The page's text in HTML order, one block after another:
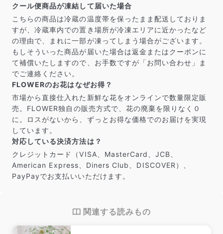
クール便商品が凍結して届いた場合
こちらの商品は冷蔵の温度帯を保ったまま配送しておりま
すが、冷蔵車内での置き場所が冷凍エリアに近かったなど
の理由で、まれに一部が凍ってしまう場合がございます。
もしそういった商品が届いた場合は返金またはクーポンに
て補償いたしますので、お手数ですが「お問い合わせ」ま
でご連絡ください。
FLOWERのお花はなぜお得？
市場から直接仕入れた新鮮な花をオンラインで数量限定販
売。FLOWER独自の販売方式で、花の廃棄を限りなく０
に。ロスがないから、ずっとお得な価格でのお届けを実現
しています。
対応している決済方法は？
クレジットカード（VISA、MasterCard、JCB、
American Express、Diners Club、DISCOVER）、
PayPayでお支払いいただけます。
関連する読みもの